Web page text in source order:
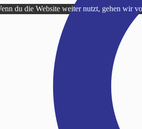
du die Website weiter nutzt, gehen wir